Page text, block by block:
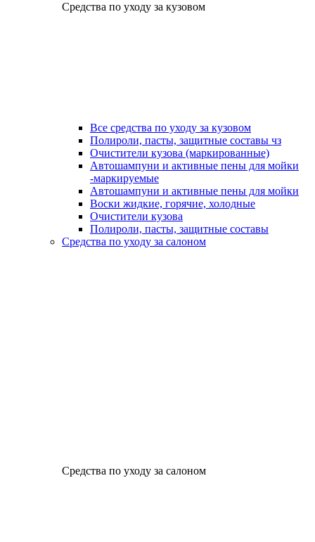
Средства по уходу за кузовом
Все средства по уходу за кузовом
Полироли, пасты, защитные составы чз
Очистители кузова (маркированные)
Автошампуни и активные пены для мойки
-маркируемые
Автошампуни и активные пены для мойки
Воски жидкие, горячие, холодные
Очистители кузова
Полироли, пасты, защитные составы
Средства по уходу за салоном
Средства по уходу за салоном